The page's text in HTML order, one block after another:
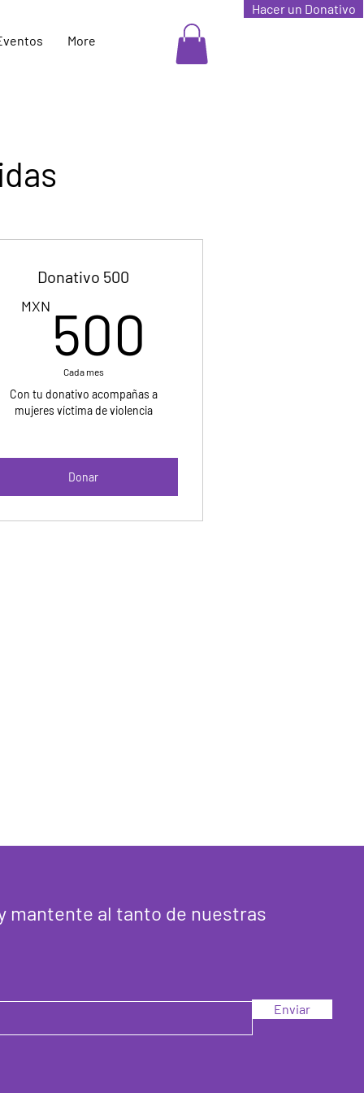
More
Hacer un Donativo
Donativo 500
MXN 500
Cada mes
Con tu donativo acompañas a
mujeres víctima de violencia
Donar
mantente al tanto de nuestras
Enviar